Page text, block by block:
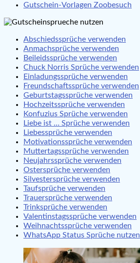
Gutschein-Vorlagen Zoobesuch
Abschiedssprüche verwenden
Anmachsprüche verwenden
Beileidssprüche verwenden
Chuck Norris Sprüche verwenden
Einladungssprüche verwenden
Freundschaftssprüche verwenden
Geburtstagssprüche verwenden
Hochzeitssprüche verwenden
Konfuzius Sprüche verwenden
Liebe ist … Sprüche verwenden
Liebessprüche verwenden
Motivationssprüche verwenden
Muttertagssprüche verwenden
Neujahrssprüche verwenden
Ostersprüche verwenden
Silvestersprüche verwenden
Taufsprüche verwenden
Trauersprüche verwenden
Trinksprüche verwenden
Valentinstagssprüche verwenden
Weihnachtssprüche verwenden
WhatsApp Status Sprüche nutzen